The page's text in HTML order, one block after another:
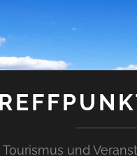
Tourismus und